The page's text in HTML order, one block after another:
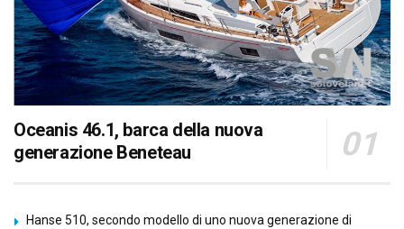
Oceanis 46.1, barca della nuova
generazione Beneteau
Hanse 510, secondo modello di uno nuova generazione di